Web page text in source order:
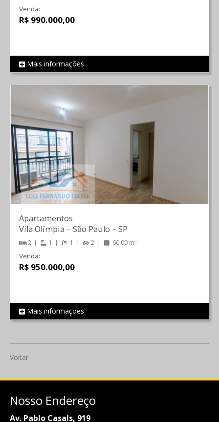
REF 822
Venda:
R$ 990.000,00
Mais informações
REF 665
Apartamentos
Vila Olímpia – São Paulo – SP
2 1 1 2 60.00 m²
Venda:
R$ 950.000,00
Mais informações
Voltar
Nosso Endereço
Av. Pablo Casals, 919